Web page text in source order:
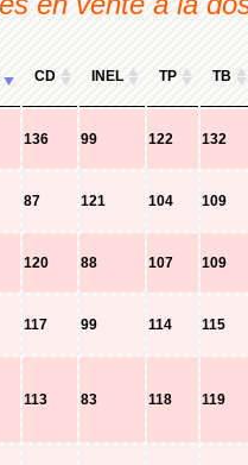
CD INEL TP TB
136 99 122 132
87 121 104 109
120 88 107 109
117 99 114 115
113 83 118 119